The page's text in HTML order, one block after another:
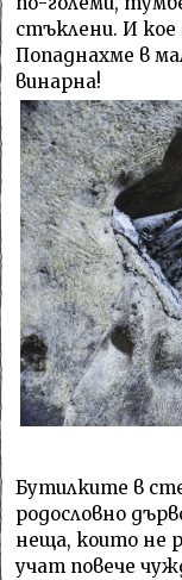
стъклени. И кое
Попаднахме в
винарна!
Бутилките в
родословно
неща, които не
учат повече